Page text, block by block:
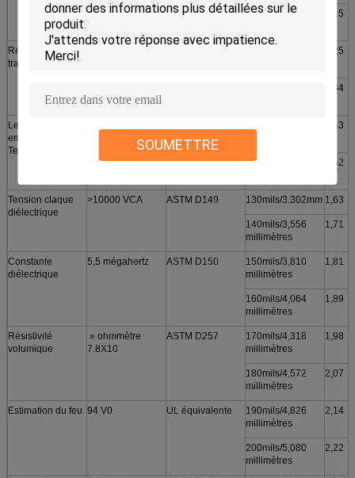
SOUMETTRE
80mils/2,032
1,15
Résistance à la
traction
1,25
1,34
Les Continuos
emploient le
Temp
1,43
120mils/3,048
1,52
Tension claque
diélectrique
>10000 VCA ASTM D149 130mils/3.302mm 1,63
140mils/3,556
millimètres
1,71
Constante
diélectrique
5,5 mégahertz ASTM D150
150mils/3,810
millimètres
1,81
160mils/4,064
millimètres
1,89
Résistivité
volumique
» ohmmètre
7.8X10
ASTM D257
170mils/4,318
millimètres
1,98
180mils/4,572
millimètres
2,07
Estimation du feu 94 V0 UL équivalente
190mils/4,826
millimètres
2,14
200mils/5,080
millimètres
2,22